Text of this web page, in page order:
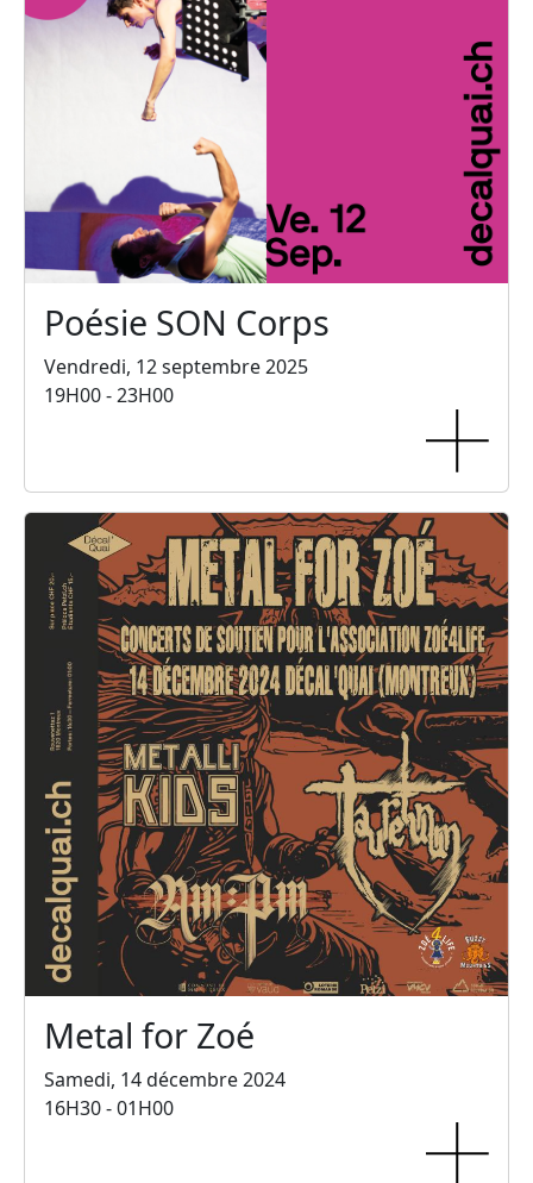
Poésie SON Corps
Vendredi, 12 septembre 2025
19H00 - 23H00
Metal for Zoé
Samedi, 14 décembre 2024
16H30 - 01H00